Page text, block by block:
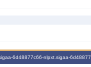
6d48877c66-nlpxt.sigaa-